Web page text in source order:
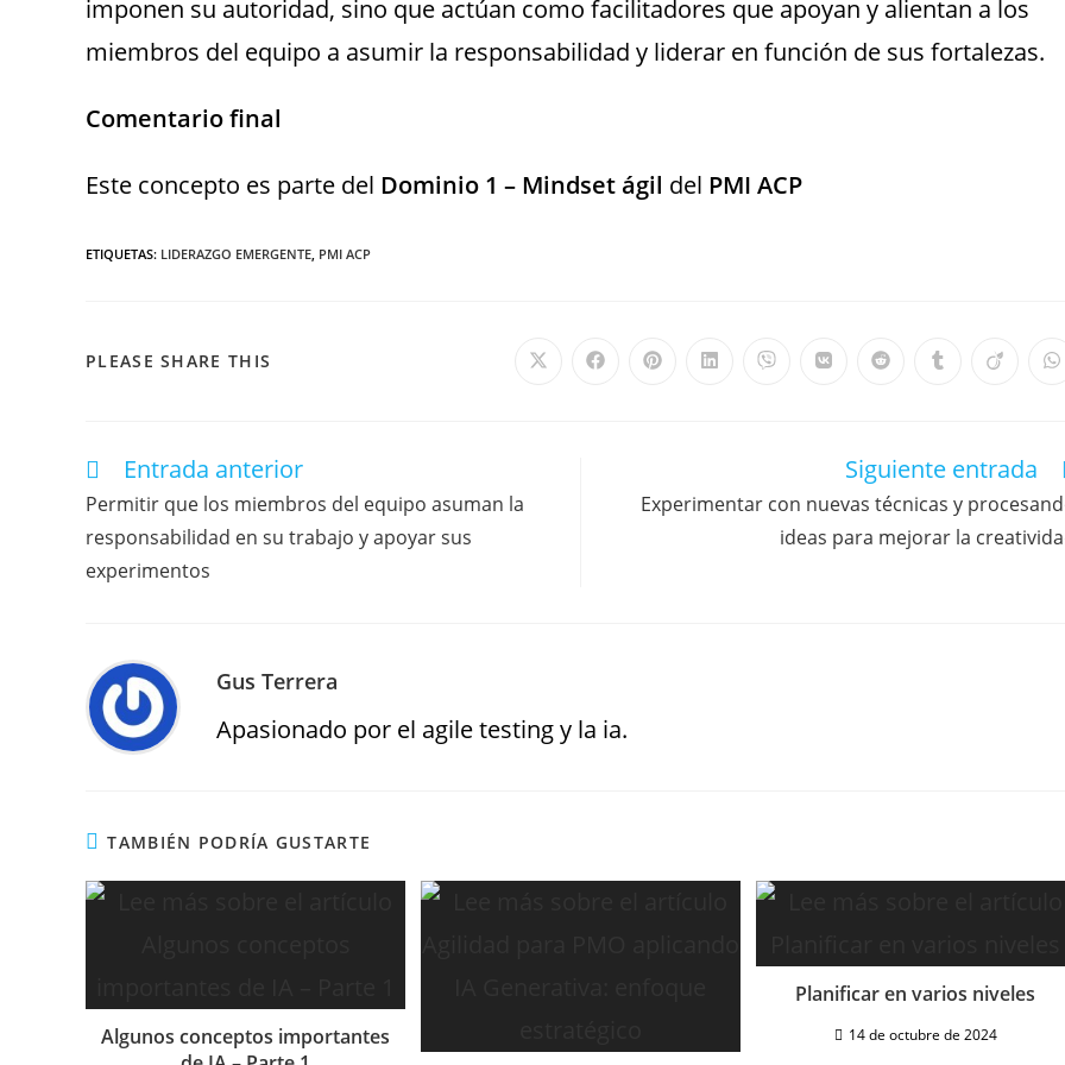
imponen su autoridad, sino que actúan como facilitadores que apoyan y alientan a los
miembros del equipo a asumir la responsabilidad y liderar en función de sus fortalezas.
Comentario final
Este concepto es parte del Dominio 1 – Mindset ágil del PMI ACP
ETIQUETAS: LIDERAZGO EMERGENTE, PMI ACP
PLEASE SHARE THIS
Entrada anterior
Permitir que los miembros del equipo asuman la
responsabilidad en su trabajo y apoyar sus
experimentos
Siguiente entrada
Experimentar con nuevas técnicas y
ideas para mejorar la
Gus Terrera
Apasionado por el agile testing y la ia.
TAMBIÉN PODRÍA GUSTARTE
Algunos conceptos importantes
Planificar en varios niveles
14 de octubre de 2024